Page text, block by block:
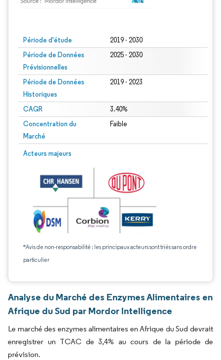
Période d'étude 2019 - 2030
Période de Données
Prévisionnelles
2025 - 2030
Période de Données
Historiques
2019 - 2023
CAGR 3.40%
Concentration du
Marché
Faible
Acteurs majeurs
*Avis de non-responsabilité : les principaux acteurs sont triés sans ordre
particulier
Analyse du Marché des Enzymes Alimentaires en
Afrique du Sud par Mordor Intelligence
Le marché des enzymes alimentaires en Afrique du Sud devrait
enregistrer un TCAC de 3,4% au cours de la période de
prévision.